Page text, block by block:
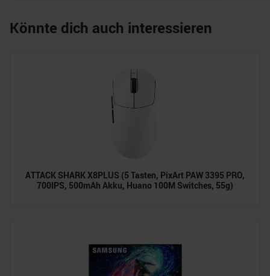
Könnte dich auch interessieren
ATTACK SHARK X8PLUS (5 Tasten, PixArt PAW 3395 PRO,
700IPS, 500mAh Akku, Huano 100M Switches, 55g)